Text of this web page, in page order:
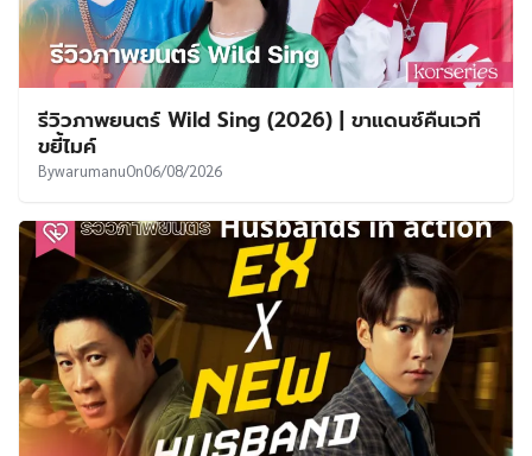
รีวิวภาพยนตร์ Wild Sing (2026) | ขาแดนซ์คืนเวที
ขยี้ไมค์
BywarumanuOn06/08/2026